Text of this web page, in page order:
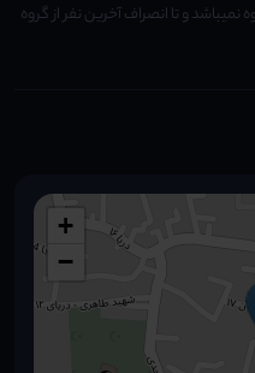
نمیباشد و تا انصراف آخرین نفر از گروه
+
−